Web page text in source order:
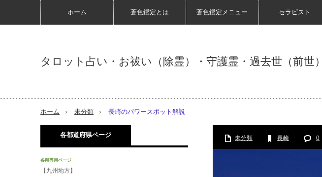
ホーム 蒼色鑑定とは 蒼色鑑定メニュー セラピスト
タロット占い・お祓い（除霊）・守護霊・過去世（前世
ホーム 未分類 長崎のパワースポット解説
未分類 長崎 0
各都道府県ページ
各県専用ページ
【九州地方】